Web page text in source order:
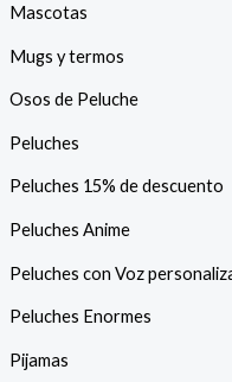
Mascotas
Mugs y termos
Osos de Peluche
Peluches
Peluches 15% de descuento
Peluches Anime
Peluches con Voz
Peluches Enormes
Pijamas